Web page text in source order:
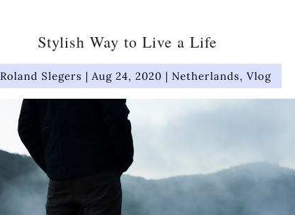
Stylish Way to Live a Life
Roland Slegers |Aug 24, 2020 | Netherlands,Vlog